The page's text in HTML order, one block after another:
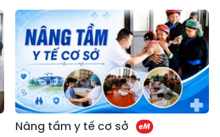
Nâng tầm y tế cơ sở